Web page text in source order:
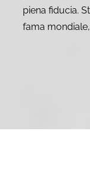
piena fiducia.
fama